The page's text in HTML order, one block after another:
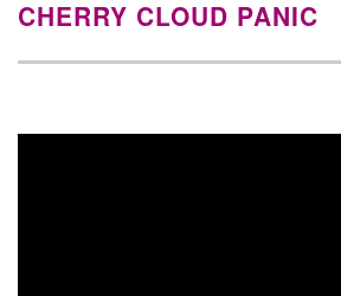
CHERRY CLOUD PANIC